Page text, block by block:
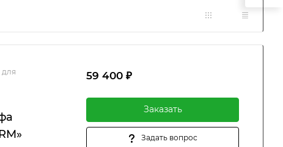
59 400 ₽
Заказать
Задать вопрос